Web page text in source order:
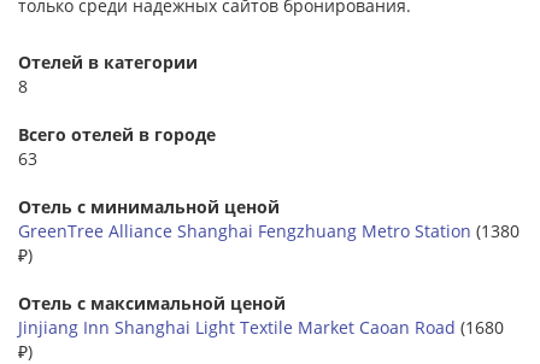
только среди надежных сайтов бронирования.
Отелей в категории
8
Всего отелей в городе
63
Отель с минимальной ценой
GreenTree Alliance Shanghai Fengzhuang Metro Station (1380
₽)
Отель с максимальной ценой
Jinjiang Inn Shanghai Light Textile Market Caoan Road (1680
₽)